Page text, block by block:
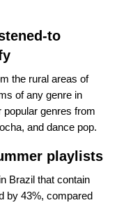
to
the rural areas of
of any genre in
genres from
and dance pop.
playlists
Brazil that contain
by 43%, compared